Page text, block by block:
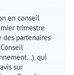
en conseil
trimestre
des partenaires
qui
sur